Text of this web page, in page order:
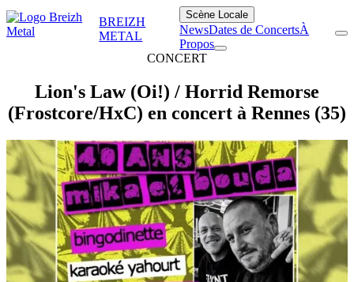
BREIZH
METAL
Scène Locale
NewsDates de ConcertsÀ
Propos
CONCERT
Lion's Law (Oi!) / Horrid Remorse
(Frostcore/HxC) en concert à Rennes (35)